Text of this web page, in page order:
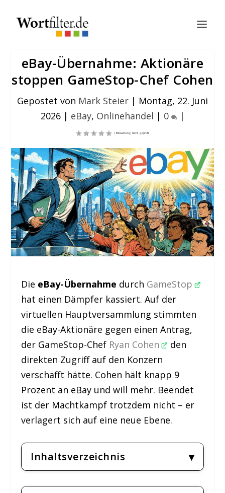
eBay-Übernahme: Aktionäre
stoppen GameStop-Chef Cohen
Gepostet von Mark Steier | Montag, 22. Juni
2026| eBay, Onlinehandel | 0 |
Die eBay-Übernahme durch GameStop
hat einen Dämpfer kassiert. Auf der
virtuellen Hauptversammlung stimmten
die eBay-Aktionäre gegen einen Antrag,
der GameStop-Chef Ryan Cohen
den
direkten Zugriff auf den Konzern
verschafft hätte. Cohen hält knapp 9
Prozent an eBay und will mehr. Beendet
ist der Machtkampf trotzdem nicht – er
verlagert sich auf eine neue Ebene.
Inhaltsverzeichnis